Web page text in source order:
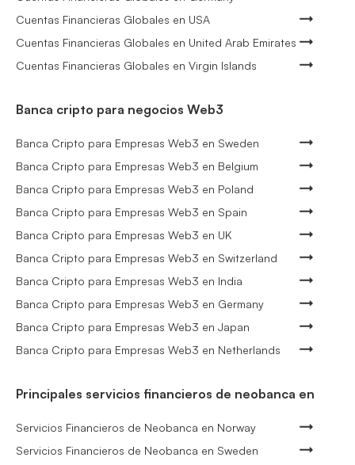
Cuentas Financieras Globales en USA
Cuentas Financieras Globales en United Arab Emirates
Cuentas Financieras Globales en Virgin Islands
Banca cripto para negocios Web3
Banca Cripto para Empresas Web3 en Sweden
Banca Cripto para Empresas Web3 en Belgium
Banca Cripto para Empresas Web3 en Poland
Banca Cripto para Empresas Web3 en Spain
Banca Cripto para Empresas Web3 en UK
Banca Cripto para Empresas Web3 en Switzerland
Banca Cripto para Empresas Web3 en India
Banca Cripto para Empresas Web3 en Germany
Banca Cripto para Empresas Web3 en Japan
Banca Cripto para Empresas Web3 en Netherlands
Principales servicios financieros de neobanca en
Servicios Financieros de Neobanca en Norway
Servicios Financieros de Neobanca en Sweden